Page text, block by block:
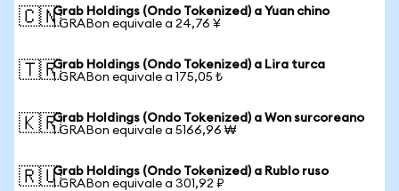
🇨🇳Grab Holdings (Ondo Tokenized) a Yuan chino
1 GRABon equivale a 24,76 ¥
🇹🇷Grab Holdings (Ondo Tokenized) a Lira turca
1 GRABon equivale a 175,05 ₺
🇰🇷Grab Holdings (Ondo Tokenized) a Won surcoreano
1 GRABon equivale a 5166,96 ₩
🇷🇺Grab Holdings (Ondo Tokenized) a Rublo ruso
1 GRABon equivale a 301,92 ₽